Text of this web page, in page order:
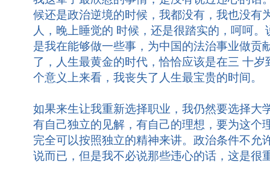
候还是政治逆境的时候，我都没有，我也没有
人，晚上睡觉的 时候，还是很踏实的，呵呵
是我在能够做一些事，为中国的法治事业做贡
了，人生最黄金的时代，恰恰应该是在三 十
个意义上来看，我丧失了人生最宝贵的时间。
如果来生让我重新选择职业，我仍然要选择大
有自己独立的见解，有自己的理想，要为这个
完全可以按照独立的精神来讲。政治条件不允
说而已，但是我不必说那些违心的话，这是很